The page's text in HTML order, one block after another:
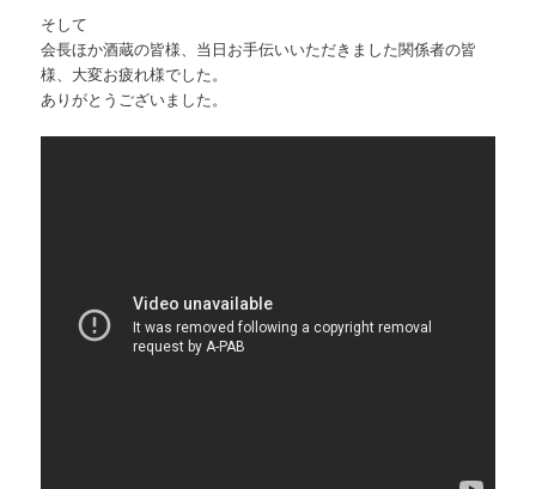
そして
会長ほか酒蔵の皆様、当日お手伝いいただきました関係者の皆
様、大変お疲れ様でした。
ありがとうございました。